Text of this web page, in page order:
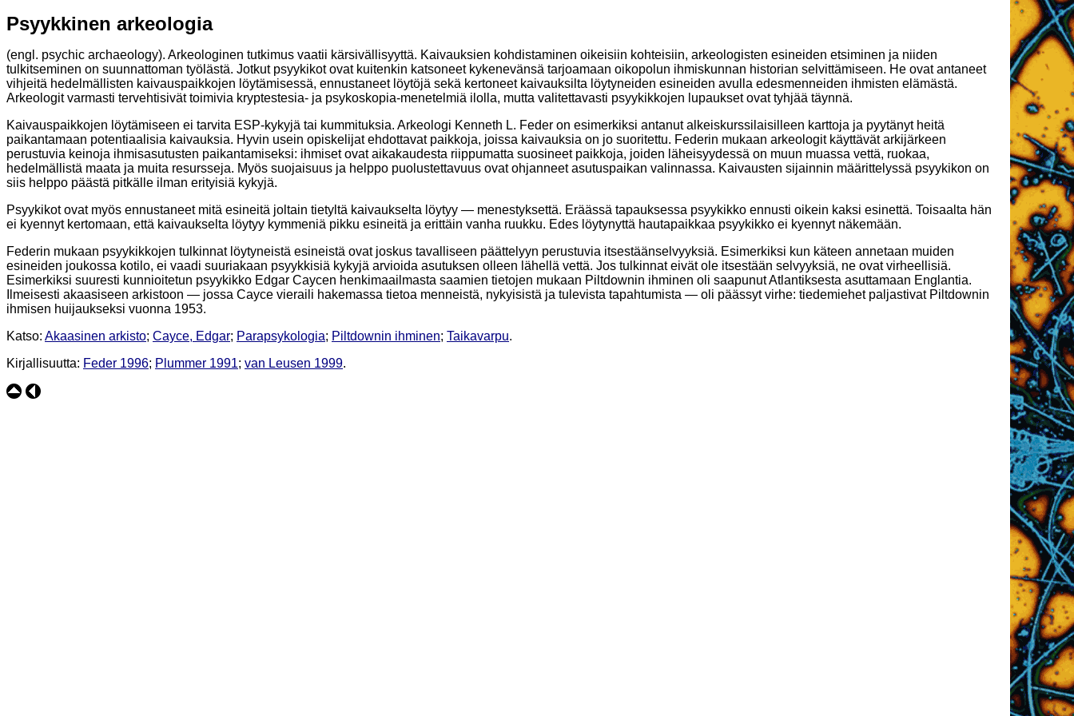
Psyykkinen arkeologia
(engl. psychic archaeology). Arkeologinen tutkimus vaatii kärsivällisyyttä. Kaivauksien kohdistaminen oikeisiin kohteisiin, arkeologisten esineiden etsiminen ja niiden
tulkitseminen on suunnattoman työlästä. Jotkut psyykikot ovat kuitenkin katsoneet kykenevänsä tarjoamaan oikopolun ihmiskunnan historian selvittämiseen. He ovat antaneet
vihjeitä hedelmällisten kaivauspaikkojen löytämisessä, ennustaneet löytöjä sekä kertoneet kaivauksilta löytyneiden esineiden avulla edesmenneiden ihmisten elämästä.
Arkeologit varmasti tervehtisivät toimivia kryptestesia- ja psykoskopia-menetelmiä ilolla, mutta valitettavasti psyykikkojen lupaukset ovat tyhjää täynnä.
Kaivauspaikkojen löytämiseen ei tarvita ESP-kykyjä tai kummituksia. Arkeologi Kenneth L. Feder on esimerkiksi antanut alkeiskurssilaisilleen karttoja ja pyytänyt heitä
paikantamaan potentiaalisia kaivauksia. Hyvin usein opiskelijat ehdottavat paikkoja, joissa kaivauksia on jo suoritettu. Federin mukaan arkeologit käyttävät arkijärkeen
perustuvia keinoja ihmisasutusten paikantamiseksi: ihmiset ovat aikakaudesta riippumatta suosineet paikkoja, joiden läheisyydessä on muun muassa vettä, ruokaa,
hedelmällistä maata ja muita resursseja. Myös suojaisuus ja helppo puolustettavuus ovat ohjanneet asutuspaikan valinnassa. Kaivausten sijainnin määrittelyssä psyykikon on
siis helppo päästä pitkälle ilman erityisiä kykyjä.
Psyykikot ovat myös ennustaneet mitä esineitä joltain tietyltä kaivaukselta löytyy — menestyksettä. Eräässä tapauksessa psyykikko ennusti oikein kaksi esinettä. Toisaalta hän
ei kyennyt kertomaan, että kaivaukselta löytyy kymmeniä pikku esineitä ja erittäin vanha ruukku. Edes löytynyttä hautapaikkaa psyykikko ei kyennyt näkemään.
Federin mukaan psyykikkojen tulkinnat löytyneistä esineistä ovat joskus tavalliseen päättelyyn perustuvia itsestäänselvyyksiä. Esimerkiksi kun käteen annetaan muiden
esineiden joukossa kotilo, ei vaadi suuriakaan psyykkisiä kykyjä arvioida asutuksen olleen lähellä vettä. Jos tulkinnat eivät ole itsestään selvyyksiä, ne ovat virheellisiä.
Esimerkiksi suuresti kunnioitetun psyykikko Edgar Caycen henkimaailmasta saamien tietojen mukaan Piltdownin ihminen oli saapunut Atlantiksesta asuttamaan Englantia.
Ilmeisesti akaasiseen arkistoon — jossa Cayce vieraili hakemassa tietoa menneistä, nykyisistä ja tulevista tapahtumista — oli päässyt virhe: tiedemiehet paljastivat Piltdownin
ihmisen huijaukseksi vuonna 1953.
Katso: Akaasinen arkisto; Cayce, Edgar; Parapsykologia; Piltdownin ihminen; Taikavarpu.
Kirjallisuutta: Feder 1996; Plummer 1991; van Leusen 1999.